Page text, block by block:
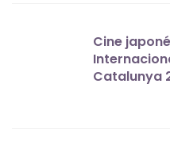
Cine
Catalunya